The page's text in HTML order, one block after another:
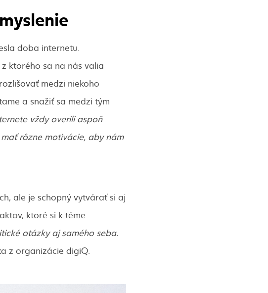
doba internetu.
ktorého sa na nás valia
medzi niekoho
a snažiť sa medzi tým
vždy overili aspoň
rôzne motivácie, aby nám
ale je schopný vytvárať si aj
ktoré si k téme
otázky aj samého seba.
z organizácie digiQ.